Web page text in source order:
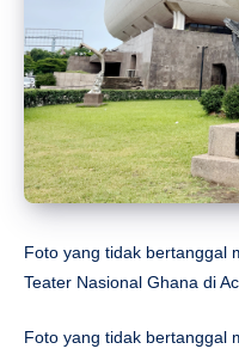
Foto yang tidak bertanggal
Teater Nasional Ghana di
Foto yang tidak bertanggal